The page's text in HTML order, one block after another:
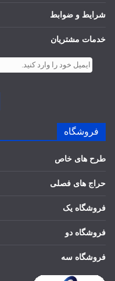
شرایط و ضوابط
خدمات مشتریان
فروشگاه
طرح های خاص
حراج های فصلی
فروشگاه یک
فروشگاه دو
فروشگاه سه